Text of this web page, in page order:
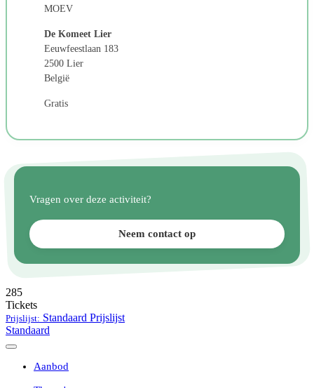
MOEV
De Komeet Lier
Eeuwfeestlaan 183
2500 Lier
België
Gratis
Vragen over deze activiteit?
Neem contact op
285
Tickets
Prijslijst: Standaard Prijslijst
Standaard
Aanbod